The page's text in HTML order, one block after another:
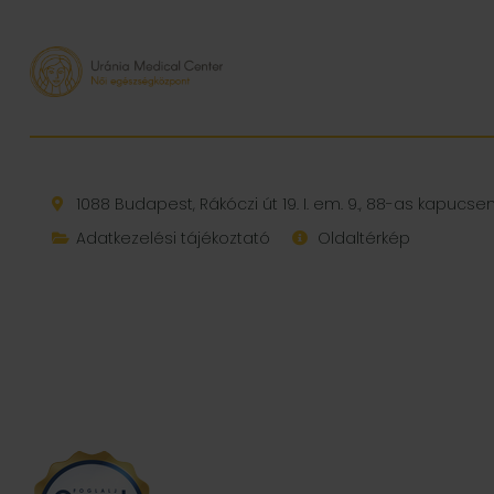
1088 Budapest, Rákóczi út 19. I. em. 9., 88-as
Adatkezelési tájékoztató
Oldaltérkép